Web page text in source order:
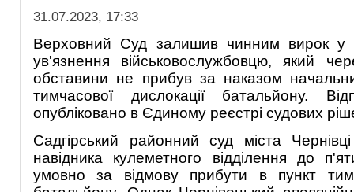
31.07.2023, 17:33
Верховний Суд залишив чинним вирок у
ув'язнення військовослужбовцю, який
обставини не прибув за наказом
тимчасової дислокації батальйону.
опубліковано в Єдиному реєстрі судових
Садгірський районний суд міста
навідника кулеметного відділення до
умовно за відмову прибути в пункт